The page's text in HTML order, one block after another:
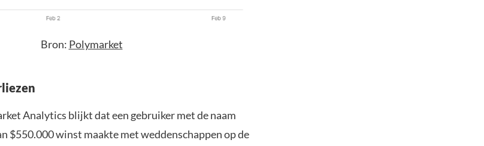
Bron: Polymarket
Analytics blijkt dat een gebruiker met de naam
$550.000 winst maakte met weddenschappen op de